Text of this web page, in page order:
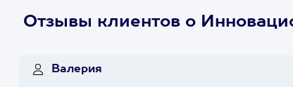
Отзывы клиентов о
Валерия